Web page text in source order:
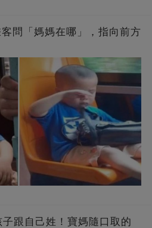
問「媽媽在哪」，指向前方
跟自己姓！寶媽隨口取的